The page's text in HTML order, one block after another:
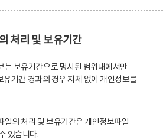
처리 및 보유기간
는 보유기간으로 명시된 범위내에서만
유기간 경과의 경우 지체 없이 개인정보를
일의 처리 및 보유기간은 개인정보파일
있습니다.